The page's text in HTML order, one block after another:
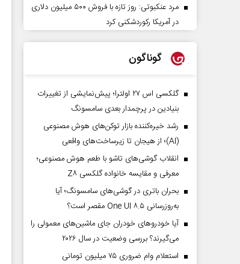
مرد عنکبوتی: روز تازه با فروش ۵۰۰ میلیون دلاری
در آمریکا رکوردشکنی کرد
گوناگون
گلکسی اس ۲۷ اولترا؛ پیش‌نمایشی از تغییرات
بنیادین در پرچمدار بعدی سامسونگ
رشد خیره‌کننده بازار توکن‌های هوش مصنوعی
(AI)؛ از هیجان تا زیرساخت‌های واقعی
انقلاب گوشی‌های تاشو‌ با طعم هوش مصنوعی؛
معرفی و مقایسه خانواده گلکسی Z۸
بحران باتری در گوشی‌های سامسونگ؛ آیا
به‌روزرسانی One UI ۸.۵ مقصر است؟
آیا خودروهای خودران جای ماشین‌های معمولی را
می‌گیرند؟ بررسی وضعیت در سال ۲۰۲۶
استعلام وام ضروری ۷۵ میلیون تومانی